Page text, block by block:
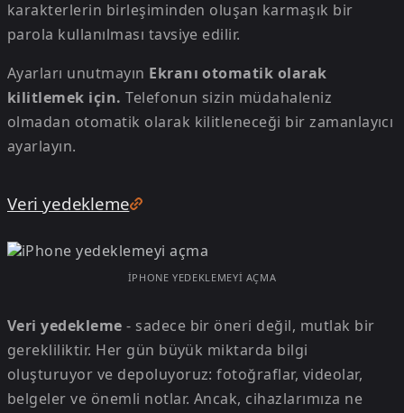
karakterlerin birleşiminden oluşan karmaşık bir
parola kullanılması tavsiye edilir.
Ayarları unutmayın Ekranı otomatik olarak
kilitlemek için. Telefonun sizin müdahaleniz
olmadan otomatik olarak kilitleneceği bir zamanlayıcı
ayarlayın.
Veri yedekleme
IPHONE YEDEKLEMEYI AÇMA
Veri yedekleme - sadece bir öneri değil, mutlak bir
gerekliliktir. Her gün büyük miktarda bilgi
oluşturuyor ve depoluyoruz: fotoğraflar, videolar,
belgeler ve önemli notlar. Ancak, cihazlarımıza ne